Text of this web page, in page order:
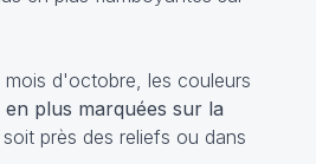
d'octobre, les couleurs
plus marquées sur la
près des reliefs ou dans